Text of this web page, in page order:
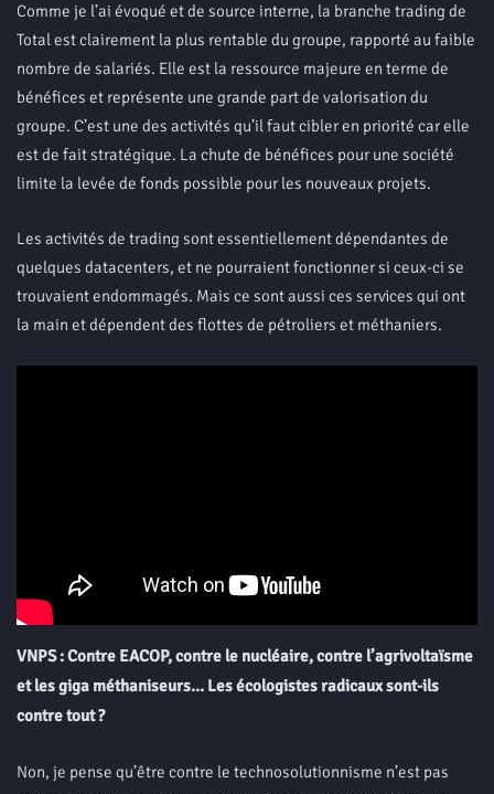
Comme je l’ai évoqué et de source interne, la branche trading de
Total est clairement la plus rentable du groupe, rapporté au faible
nombre de salariés. Elle est la ressource majeure en terme de
bénéfices et représente une grande part de valorisation du
groupe. C’est une des activités qu’il faut cibler en priorité car elle
est de fait stratégique. La chute de bénéfices pour une société
limite la levée de fonds possible pour les nouveaux projets.
Les activités de trading sont essentiellement dépendantes de
quelques datacenters, et ne pourraient fonctionner si ceux-ci se
trouvaient endommagés. Mais ce sont aussi ces services qui ont
la main et dépendent des flottes de pétroliers et méthaniers.
VNPS : Contre EACOP, contre le nucléaire, contre l’agrivoltaïsme
et les giga méthaniseurs… Les écologistes radicaux sont-ils
contre tout ?
Non, je pense qu’être contre le technosolutionnisme n’est pas